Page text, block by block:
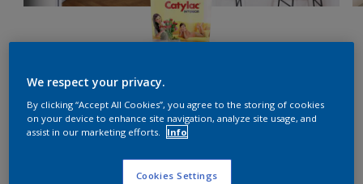
We respect your privacy.
By clicking “Accept All Cookies”, you agree to the storing of cookies
on your device to enhance site navigation, analyze site usage, and
assist in our marketing efforts.
Info
Cookies Settings